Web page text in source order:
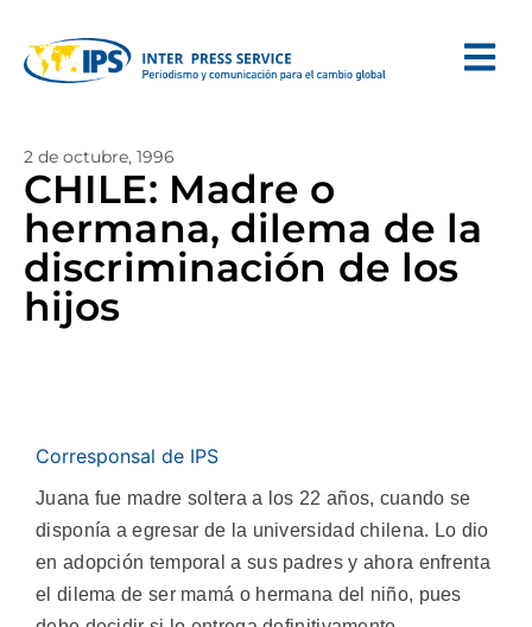
2 de octubre, 1996
CHILE: Madre o
hermana, dilema de la
discriminación de los
hijos
Corresponsal de IPS
Juana fue madre soltera a los 22 años, cuando se
disponía a egresar de la universidad chilena. Lo dio
en adopción temporal a sus padres y ahora enfrenta
el dilema de ser mamá o hermana del niño, pues